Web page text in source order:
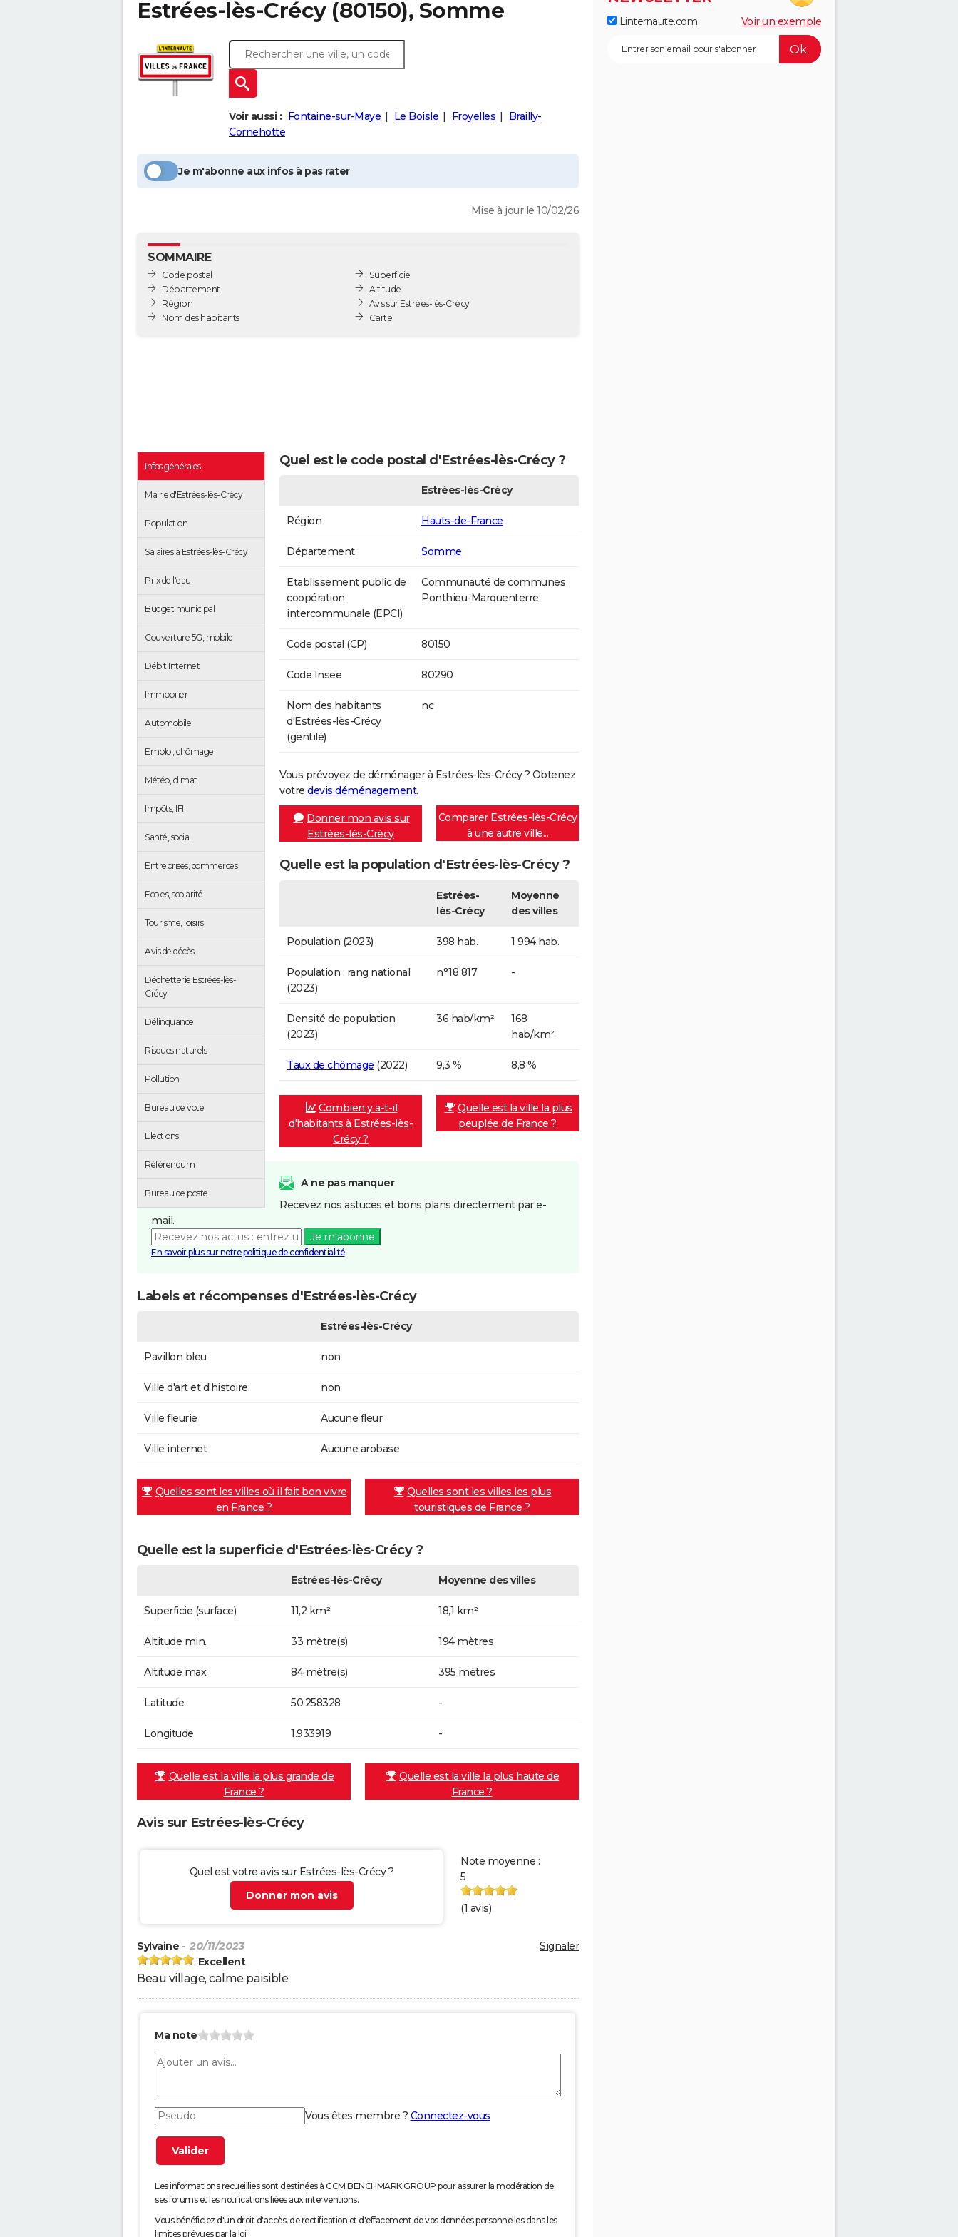
Estrées-lès-Crécy(80150), Somme
Voir aussi : Fontaine-sur-Maye Le Boisle Froyelles
Brailly-
Cornehotte
Je m'abonne aux infos à pas rater
Mise à jour le 10/02/26
SOMMAIRE
Code postal
Département
Région
Nom des habitants
Superficie
Altitude
Avis sur Estrées-lès-Crécy
Carte
Infos générales
Mairie d'Estrées-lès-Crécy
Population
Salaires à Estrées-lès-Crécy
Prix de l'eau
Budget municipal
Couverture 5G, mobile
Débit Internet
Immobilier
Automobile
Emploi, chômage
Météo, climat
Impôts, IFI
Santé, social
Entreprises, commerces
Ecoles, scolarité
Tourisme, loisirs
Avis de décès
Déchetterie Estrées-lès-
Crécy
Délinquance
Risques naturels
Pollution
Bureau de vote
Elections
Référendum
Bureau de poste
Quel est le code postal d'Estrées-lès-Crécy ?
Estrées-lès-Crécy
Région Hauts-de-France
Département Somme
Etablissement public de
coopération
intercommunale (EPCI)
Communauté de communes
Ponthieu-Marquenterre
Code postal (CP) 80150
Code Insee 80290
Nom des habitants
d'Estrées-lès-Crécy
(gentilé)
nc
Vous prévoyez de déménager à Estrées-lès-Crécy ? Obtenez
votre devis déménagement.
Donner mon avis sur
Estrées-lès-Crécy
Comparer Estrées-lès-Crécy
à une autre ville...
Quelle est la population d'Estrées-lès-Crécy ?
Estrées-
lès-Crécy
Moyenne
des villes
Population (2023) 398 hab. 1 994 hab.
Population : rang national
(2023)
n°18 817 -
Densité de population
(2023)
36 hab/km²
168
hab/km²
Taux de chômage (2022) 9,3 % 8,8 %
Combien y a-t-il
d'habitants à Estrées-lès-
Crécy ?
Quelle est la ville la plus
peuplée de France ?
A ne pas manquer
Recevez nos astuces et bons plans directement par e-
mail.
Je m'abonne
En savoir plus sur notre politique de confidentialité
Labels et récompenses d'Estrées-lès-Crécy
Estrées-lès-Crécy
Pavillon bleu non
Ville d'art et d'histoire non
Ville fleurie Aucune fleur
Ville internet Aucune arobase
Quelles sont les villes où il fait bon vivre
en France ?
Quelles sont les villes les plus
touristiques de France ?
Quelle est la superficie d'Estrées-lès-Crécy ?
Estrées-lès-Crécy Moyenne des villes
Superficie (surface) 11,2 km² 18,1 km²
Altitude min. 33 mètre(s) 194 mètres
Altitude max. 84 mètre(s) 395 mètres
Latitude 50.258328 -
Longitude 1.933919 -
Quelle est la ville la plus grande de
France ?
Quelle est la ville la plus haute de
France ?
Avis sur Estrées-lès-Crécy
Quel est votre avis sur Estrées-lès-Crécy ?
Donner mon avis
Note moyenne :
5
(1 avis)
Signaler
Sylvaine - 20/11/2023
Excellent
Beau village, calme paisible
Ma note
Vous êtes membre ? Connectez-vous
Les informations recueillies sont destinées à CCM BENCHMARK GROUP pour assurer la modération de
ses forums et les notifications liées aux interventions.
Vous bénéficiez d'un droit d'accès, de rectification et d'effacement de vos données personnelles dans les
limites prévues par la loi.
Linternaute.com Voir un exemple